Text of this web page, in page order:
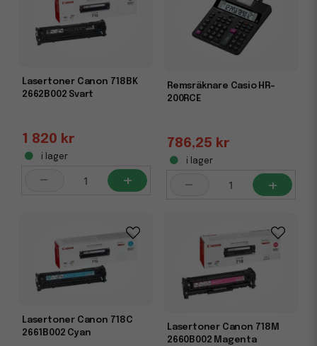
Lasertoner Canon 718BK
2662B002 Svart
1 820 kr
i lager
- +
Remsräknare Casio HR-
200RCE
786,25 kr
i lager
- +
Lasertoner Canon 718C
2661B002 Cyan
Lasertoner Canon 718M
2660B002 Magenta